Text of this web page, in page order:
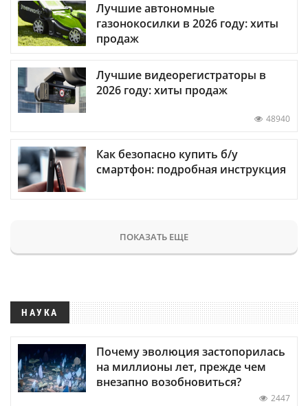
Лучшие автономные
газонокосилки в 2026 году: хиты
продаж
Лучшие видеорегистраторы в
2026 году: хиты продаж
48940
Как безопасно купить б/у
смартфон: подробная инструкция
ПОКАЗАТЬ ЕЩЕ
НАУКА
Почему эволюция застопорилась
на миллионы лет, прежде чем
внезапно возобновиться?
2447